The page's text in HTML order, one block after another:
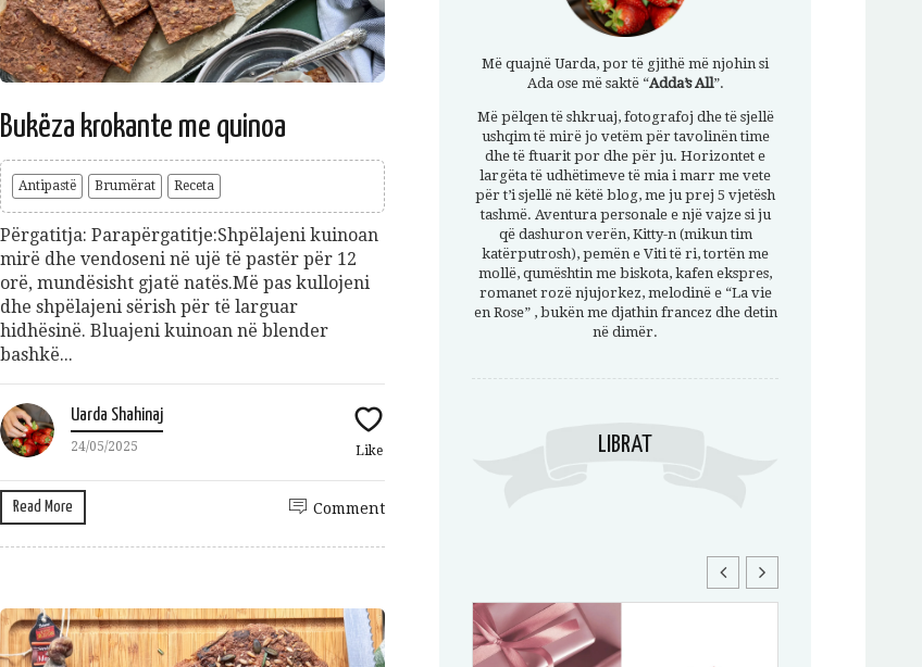
Bukëza krokante me quinoa
Antipastë Brumërat Receta
Përgatitja: Parapërgatitje:Shpëlajeni kuinoan
mirë dhe vendoseni në ujë të pastër për 12
orë, mundësisht gjatë natës.Më pas kullojeni
dhe shpëlajeni sërish për të larguar
hidhësinë. Bluajeni kuinoan në blender
bashkë...
Uarda Shahinaj
24/05/2025 Like
Read More Comment
Më quajnë Uarda, por të gjithë më njohin si
Ada ose më saktë “Adda’s All”.
Më pëlqen të shkruaj, fotografoj dhe të sjellë
ushqim të mirë jo vetëm për tavolinën time
dhe të ftuarit por dhe për ju. Horizontet e
largëta të udhëtimeve të mia i marr me vete
për t’i sjellë në këtë blog, me ju prej 5 vjetësh
tashmë. Aventura personale e një vajze si ju
që dashuron verën, Kitty-n (mikun tim
katërputrosh), pemën e Viti të ri, tortën me
mollë, qumështin me biskota, kafen ekspres,
romanet rozë njujorkez, melodinë e “La vie
en Rose” , bukën me djathin francez dhe detin
në dimër.
LIBRAT